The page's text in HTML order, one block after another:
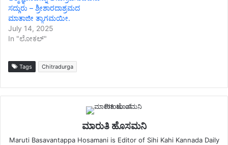
ಸದ್ಗುರು‌ – ಶ್ರೀಶಾರದಾಶ್ರಮದ
ಮಾತಾಜೀ ತ್ಯಾಗಮಯೀ.
July 14, 2025
In "ಲೋಕಲ್"
Tags Chitradurga
ಮಾರುತಿ ಹೊಸಮನಿ
Maruti Basavantappa Hosamani is Editor of Sihi Kahi Kannada Daily